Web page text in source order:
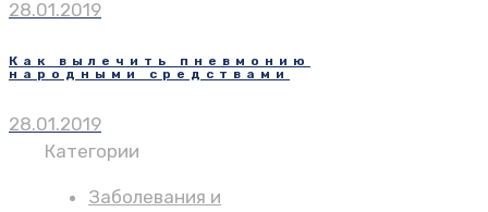
28.01.2019
Как вылечить пневмонию
народными средствами
28.01.2019
Категории
Заболевания и